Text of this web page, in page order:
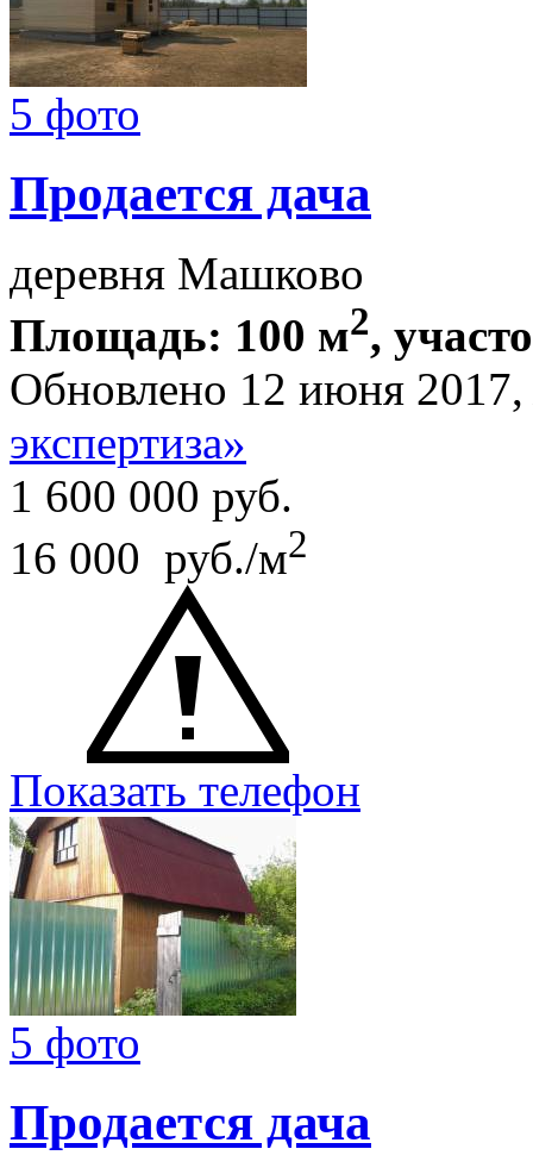
5 фото
Продается дача
деревня Машково
Площадь: 100 м2,
Обновлено 12 июня
экспертиза»
1 600 000 руб.
16 000 руб./м2
Показать телефон
5 фото
Продается дача